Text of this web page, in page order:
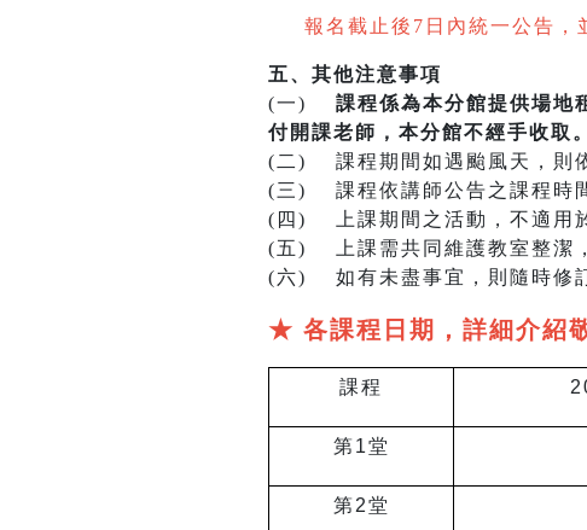
報名截止後7日內統一公告，
五、其他注意事項
(一) 課程係為本分館提供場地
付開課老師，本分館不經手收取。
(二) 課程期間如遇颱風天，則
(三) 課程依講師公告之課程時
(四) 上課期間之活動，不適用於
(五) 上課需共同維護教室整潔，
(六) 如有未盡事宜，則隨時修
★ 各課程日期，詳細介紹
課程
第1堂
第2堂